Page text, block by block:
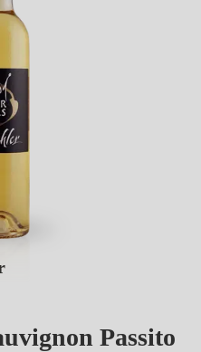
Passito